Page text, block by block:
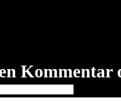
Kommentar